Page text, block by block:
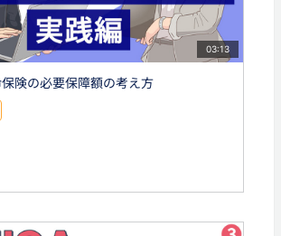
03:13
険の必要保障額の考え方